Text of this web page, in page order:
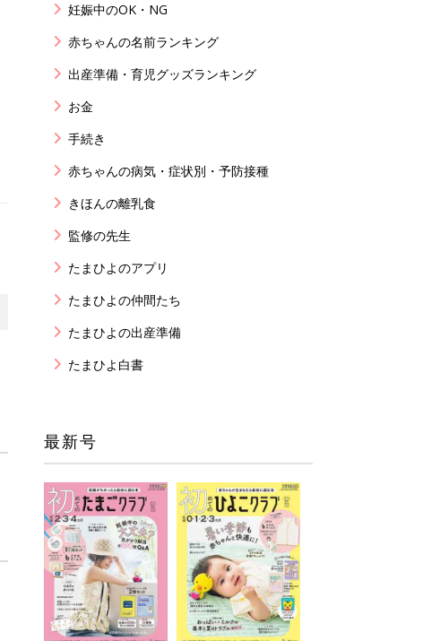
妊娠中のOK・NG
赤ちゃんの名前ランキング
出産準備・育児グッズランキング
お金
手続き
赤ちゃんの病気・症状別・予防接種
きほんの離乳食
監修の先生
たまひよのアプリ
たまひよの仲間たち
たまひよの出産準備
たまひよ白書
最新号